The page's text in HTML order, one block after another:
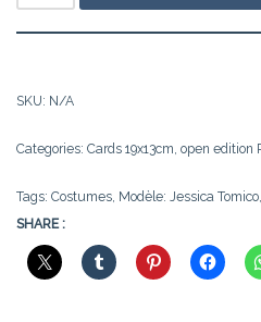
SKU: N/A
Categories: Cards 19x13cm, open edition
Tags: Costumes, Modèle: Jessica Tomico,
SHARE :